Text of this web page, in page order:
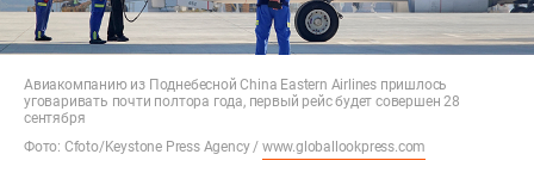
Авиакомпанию из Поднебесной China Eastern Airlines пришлось
уговаривать почти полтора года, первый рейс будет совершен 28
сентября
Фото: Cfoto/Keystone Press Agency / www.globallookpress.com